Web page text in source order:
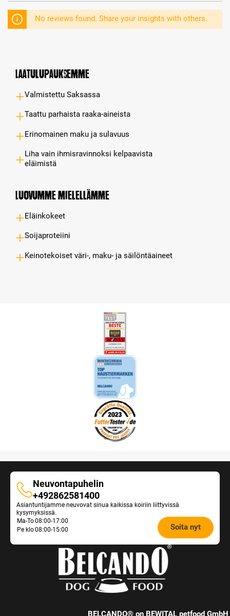
No reviews found. Share your insights with others.
Laatulupauksemme
Valmistettu Saksassa
Taattu parhaista raaka-aineista
Erinomainen maku ja sulavuus
Liha vain ihmisravinnoksi kelpaavista
eläimistä
Luovumme mielellämme
Eläinkokeet
Soijaproteiini
Keinotekoiset väri-, maku- ja säilöntäaineet
Neuvontapuhelin
Neuvontapuhelin
+492862581400
Asiantuntijamme neuvovat sinua kaikissa koiriin liittyvissä
kysymyksissä.
Opening
Ma-To08:00-17:00
Pe klo08:00-15:00 Soita nyt
BELCANDO® on BEWITAL petfood GmbH